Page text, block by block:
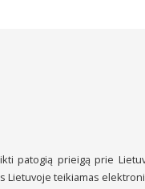
patogią prieigą prie
teikiamas